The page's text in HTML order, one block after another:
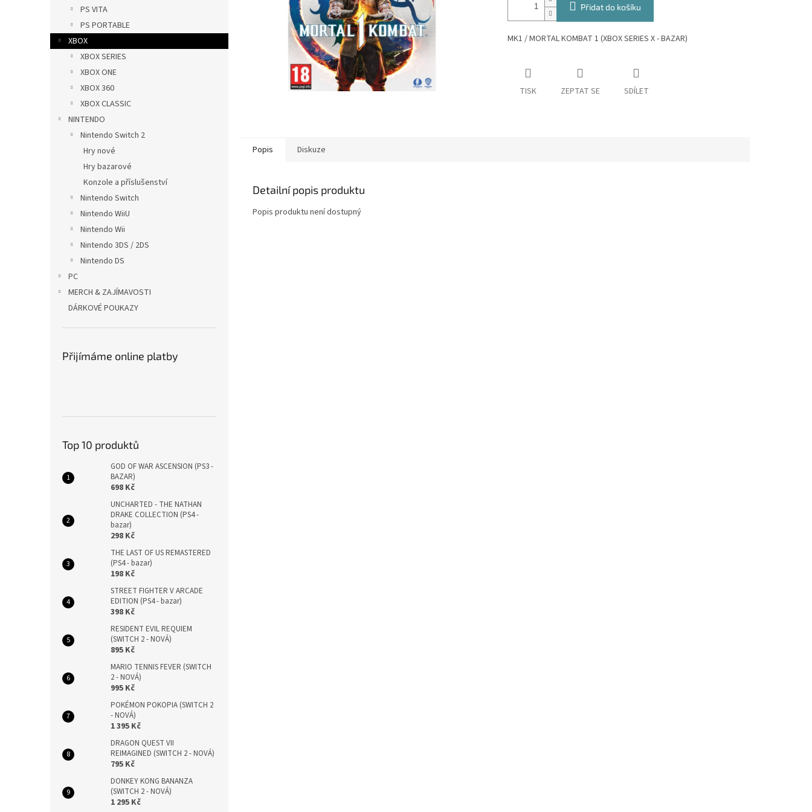
l
PS VITA
PS PORTABLE
XBOX
XBOX SERIES
XBOX ONE
XBOX 360
XBOX CLASSIC
NINTENDO
Nintendo Switch 2
Hry nové
Hry bazarové
Konzole a příslušenství
Nintendo Switch
Nintendo WiiU
Nintendo Wii
Nintendo 3DS / 2DS
Nintendo DS
PC
MERCH & ZAJÍMAVOSTI
DÁRKOVÉ POUKAZY
Přijímáme online platby
Top 10 produktů
GOD OF WAR ASCENSION (PS3 -
BAZAR)
698 Kč
UNCHARTED - THE NATHAN
DRAKE COLLECTION (PS4 -
bazar)
298 Kč
THE LAST OF US REMASTERED
(PS4 - bazar)
198 Kč
STREET FIGHTER V ARCADE
EDITION (PS4 - bazar)
398 Kč
RESIDENT EVIL REQUIEM
(SWITCH 2 - NOVÁ)
895 Kč
MARIO TENNIS FEVER (SWITCH
2 - NOVÁ)
995 Kč
POKÉMON POKOPIA (SWITCH 2
- NOVÁ)
1 395 Kč
DRAGON QUEST VII
REIMAGINED (SWITCH 2 - NOVÁ)
795 Kč
DONKEY KONG BANANZA
(SWITCH 2 - NOVÁ)
1 295 Kč
Přidat do košíku
MK1 /MORTAL KOMBAT 1 (XBOX SERIES X - BAZAR)
TISK ZEPTAT SE SDÍLET
Popis Diskuze
Detailní popis produktu
Popis produktu není dostupný